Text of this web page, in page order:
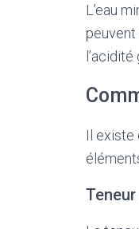
L’eau
peuvent
Il existe